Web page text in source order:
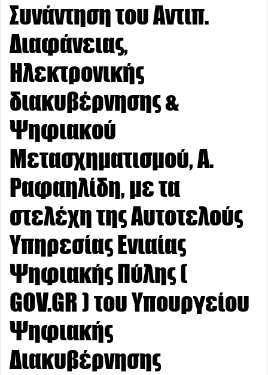
Συνάντηση του Αντιπ.
Διαφάνειας,
Ηλεκτρονικής
διακυβέρνησης &
Ψηφιακού
Μετασχηματισμού, Α.
Ραφαηλίδη, με τα
στελέχη της Αυτοτελούς
Υπηρεσίας Ενιαίας
Ψηφιακής Πύλης (
GOV.GR ) του Υπουργείου
Ψηφιακής
Διακυβέρνησης